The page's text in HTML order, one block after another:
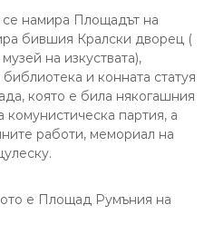
намира Площадът на
бившия Кралски дворец (
на изкуствата),
и конната статуя
която е била някогашния
партия, а
работи, мемориал на
е Площад Румъния на